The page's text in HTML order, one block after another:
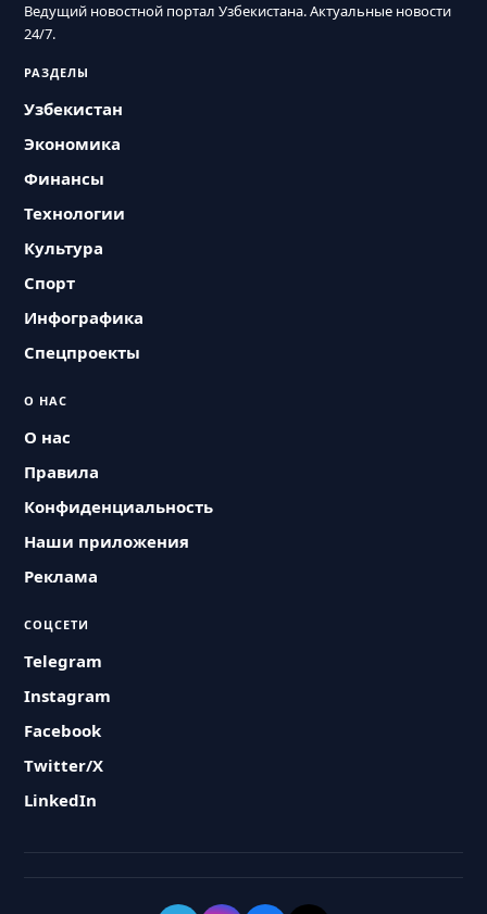
Ведущий новостной портал Узбекистана. Актуальные новости
24/7.
РАЗДЕЛЫ
Узбекистан
Экономика
Финансы
Технологии
Культура
Спорт
Инфографика
Спецпроекты
О НАС
О нас
Правила
Конфиденциальность
Наши приложения
Реклама
СОЦСЕТИ
Telegram
Instagram
Facebook
Twitter/X
LinkedIn